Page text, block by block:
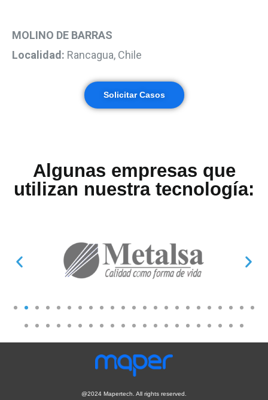
MOLINO DE BARRAS
Localidad: Rancagua, Chile
Solicitar Casos
Algunas empresas que
utilizan nuestra tecnología:
@2024 Mapertech. All rights reserved.